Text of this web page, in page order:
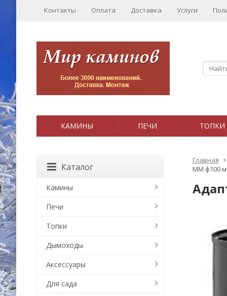
Контакты Оплата Доставка Услуги
КАМИНЫ ПЕЧИ ТОПКИ
Главная
ММ ф100
Каталог
Камины
Печи
Топки
Дымоходы
Аксессуары
Для сада